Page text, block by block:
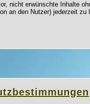
nicht erwünschte Inhalte
an den Nutzer) jederzeit zu